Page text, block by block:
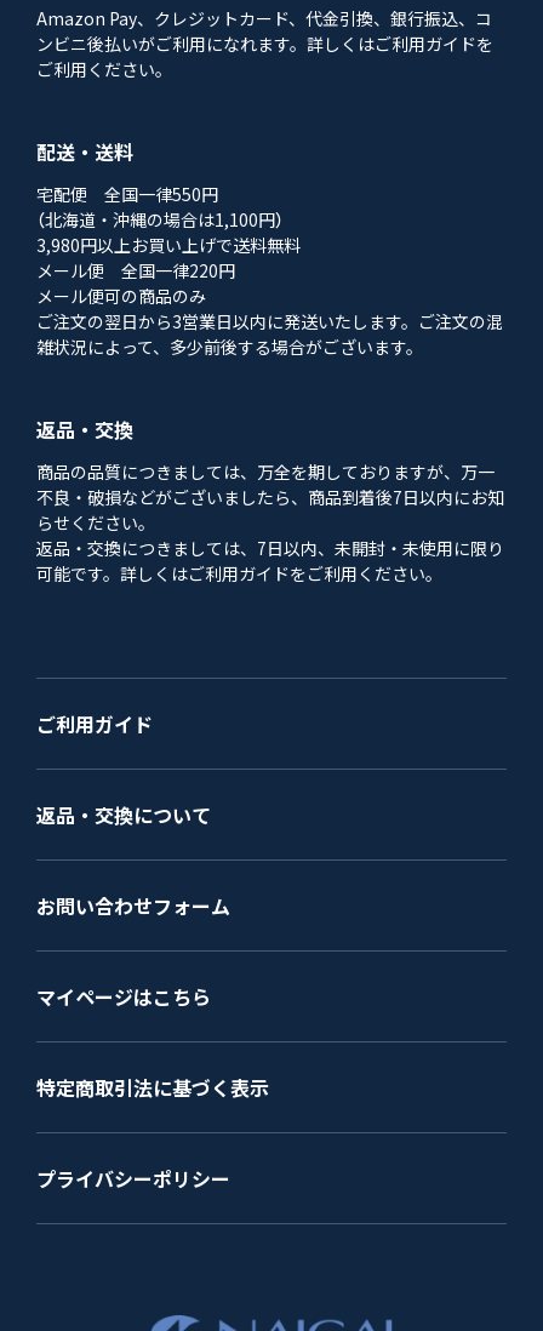
Amazon Pay、クレジットカード、代金引換、銀行振込、コ
ンビニ後払いがご利用になれます。詳しくはご利用ガイドを
ご利用ください。
配送・送料
宅配便 全国一律550円
（北海道・沖縄の場合は1,100円）
3,980円以上お買い上げで送料無料
メール便 全国一律220円
メール便可の商品のみ
ご注文の翌日から3営業日以内に発送いたします。ご注文の混
雑状況によって、多少前後する場合がございます。
返品・交換
商品の品質につきましては、万全を期しておりますが、万一
不良・破損などがございましたら、商品到着後7日以内にお知
らせください。
返品・交換につきましては、7日以内、未開封・未使用に限り
可能です。詳しくはご利用ガイドをご利用ください。
ご利用ガイド
返品・交換について
お問い合わせフォーム
マイページはこちら
特定商取引法に基づく表示
プライバシーポリシー